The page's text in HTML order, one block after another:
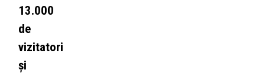
13.000
de
vizitatori
și